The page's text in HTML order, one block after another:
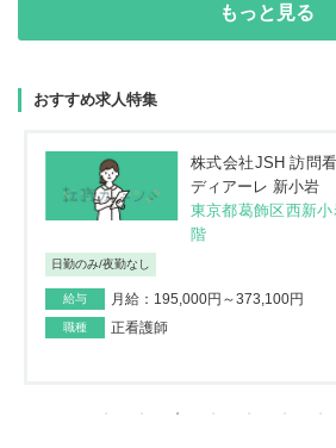
もっと見る
おすすめ求人特集
株式会社JSH 訪問
ディアーレ 新小岩
東京都葛飾区西新
階
日勤のみ/夜勤なし
給与 月給：195,000円～373,100円
職種 正看護師